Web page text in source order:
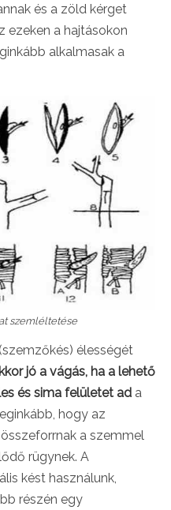
és a zöld kérget
ezeken a hajtásokon
alkalmasak a
szemléltetése
élességét
jó a vágás, ha a lehető
és sima felületet ad a
hogy az
a szemmel
rügynek. A
kést használunk,
részén egy